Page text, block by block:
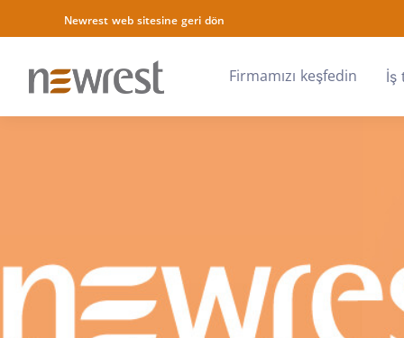
Newrest web sitesine geri dön
Firmamızı keşfedin İş